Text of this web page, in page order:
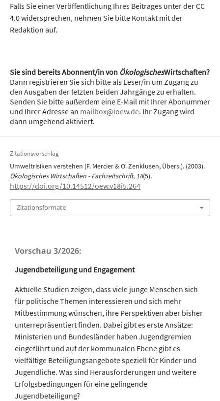
Falls Sie einer Veröffentlichung Ihres Beitrages unter der CC
4.0 widersprechen, nehmen Sie bitte Kontakt mit der
Redaktion auf.
Sie sind bereits Abonnent/in von ÖkologischesWirtschaften?
Dann registrieren Sie sich bitte als Leser/in um Zugang zu
den Ausgaben der letzten beiden Jahrgänge zu erhalten.
Senden Sie bitte außerdem eine E-Mail mit Ihrer Abonummer
und Ihrer Adresse an mailbox@ioew.de. Ihr Zugang wird
dann umgehend aktiviert.
Zitationsvorschlag
Umweltrisiken verstehen (F. Mercier & O. Zenklusen, Übers.). (2003).
Ökologisches Wirtschaften - Fachzeitschrift, 18(5).
https://doi.org/10.14512/oew.v18i5.264
Zitationsformate
Vorschau 3/2026:
Jugendbeteiligung und Engagement
Aktuelle Studien zeigen, dass viele junge Menschen sich
für politische Themen interessieren und sich mehr
Mitbestimmung wünschen, ihre Perspektiven aber bisher
unterrepräsentiert finden. Dabei gibt es erste Ansätze:
Ministerien und Bundesländer haben Jugendgremien
eingeführt und auf der kommunalen Ebene gibt es
vielfältige Beteiligungsangebote speziell für Kinder und
Jugendliche. Was sind Herausforderungen und weitere
Erfolgsbedingungen für eine gelingende
Jugendbeteiligung?